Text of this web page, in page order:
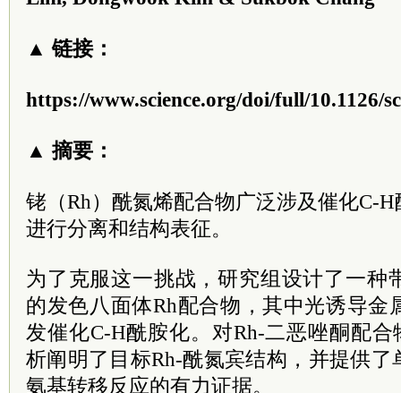
▲ 链接：
https://www.science.org/doi/full/10.1126/
▲ 摘要：
铑（Rh）酰氮烯配合物广泛涉及催化C-
进行分离和结构表征。
为了克服这一挑战，研究组设计了一种
的发色八面体Rh配合物，其中光诱导金
发催化C-H酰胺化。对Rh-二恶唑酮配
析阐明了目标Rh-酰氮宾结构，并提供
氨基转移反应的有力证据。